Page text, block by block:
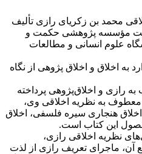
محمد بن زکریای رازی تألیف
همت مؤسسه پژوهشی حکمت و
علوم انسانی و مطالعات
به اخلاق و اخلاق پژوهی از نگاه
رازی و اخلاق‌پژوهی پرداخته
به نظریه اخلاقی وی،‌
هنجاری سیره فلسفی،‌ اخلاق
این کتاب است.‌
نظریه‌ اخلاقی رازی،‌
آن،‌ ماجرای تعریف رازی از لذت